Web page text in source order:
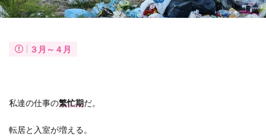
３月～４月
私達の仕事の繁忙期だ。
転居と入室が増える。